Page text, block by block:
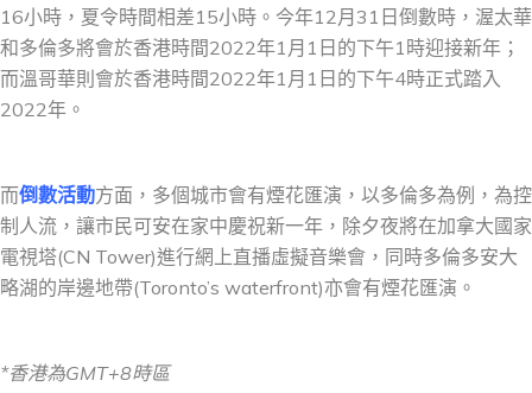
16小時，夏令時間相差15小時。今年12月31日倒數時，渥太華
和多倫多將會於香港時間2022年1月1日的下午1時迎接新年；
而溫哥華則會於香港時間2022年1月1日的下午4時正式踏入
2022年。
而倒數活動方面，多個城市會有煙花匯演，以多倫多為例，為控
制人流，讓市民可安在家中慶祝新一年，除夕夜將在加拿大國家
電視塔(CN Tower)進行網上直播虛擬音樂會，同時多倫多安大
略湖的岸邊地帶(Toronto’s waterfront)亦會有煙花匯演。
*香港為GMT+8時區